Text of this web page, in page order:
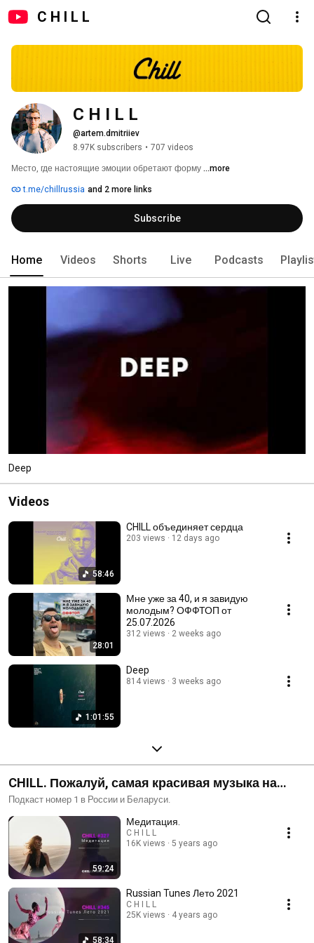
C H I L L
C H I L L
@artem.dmitriiev
8.97K subscribers • 707 videos
Место, где настоящие эмоции обретают форму ...more
t.me/chillrussia and 2 more links
Subscribe
Home Videos Shorts Live Podcasts
Deep
Videos
58:46
CHILL объединяет сердца
203 views 12 days ago
28:01
Мне уже за 40, и я завидую
молодым? ОФФТОП от
25.07.2026
312 views 2 weeks ago
1:01:55
Deep
814 views 3 weeks ago
CHILL. Пожалуй, самая красивая музыка на
свете!
Подкаст номер 1 в России и Беларуси.
59:24
Медитация.
C H I L L
16K views
5 years ago
58:34
Russian Tunes Лето 2021
C H I L L
25K views
4 years ago